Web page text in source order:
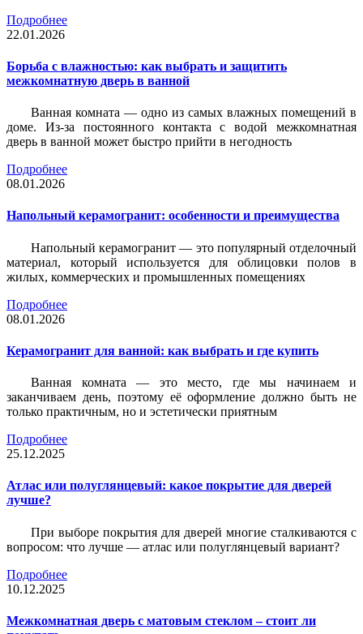
Подробнее
22.01.2026
Борьба с влажностью: как выбрать и защитить
межкомнатную дверь в ванной
Ванная комната — одно из самых влажных помещений в
доме. Из-за постоянного контакта с водой межкомнатная
дверь в ванной может быстро прийти в негодность
Подробнее
08.01.2026
Напольный керамогранит: особенности и преимущества
Напольный керамогранит — это популярный отделочный
материал, который используется для облицовки полов в
жилых, коммерческих и промышленных помещениях
Подробнее
08.01.2026
Керамогранит для ванной: как выбрать и где купить
Ванная комната — это место, где мы начинаем и
заканчиваем день, поэтому её оформление должно быть не
только практичным, но и эстетически приятным
Подробнее
25.12.2025
Атлас или полуглянцевый: какое покрытие для дверей
лучше?
При выборе покрытия для дверей многие сталкиваются с
вопросом: что лучше — атлас или полуглянцевый вариант?
Подробнее
10.12.2025
Межкомнатная дверь с матовым стеклом – стоит ли